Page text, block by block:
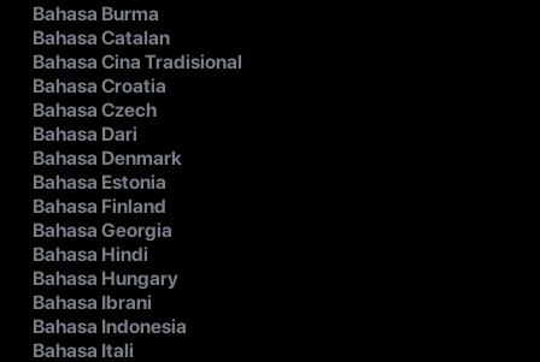
Bahasa Burma
Bahasa Catalan
Bahasa Cina Tradisional
Bahasa Croatia
Bahasa Czech
Bahasa Dari
Bahasa Denmark
Bahasa Estonia
Bahasa Finland
Bahasa Georgia
Bahasa Hindi
Bahasa Hungary
Bahasa Ibrani
Bahasa Indonesia
Bahasa Itali